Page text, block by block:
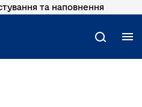
та наповнення
Пошук